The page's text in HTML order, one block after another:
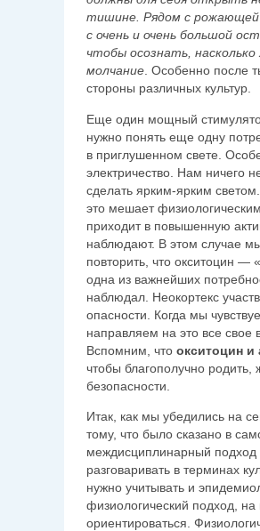
тишине. Рядом с рожающей
с очень и очень большой
чтобы осознать,
молчание . Особенно после
стороны различных культур.
Еще один мощный
нужно понять еще одну
в приглушенном свете.
электричество. Нам ничего
сделать ярким-ярким
это мешает
приходит в повышенную
наблюдают. В этом случае
повторить, что окситоцин —
одна из важнейших
наблюдал. Неокортекс
опасности. Когда мы
направляем на это все свое
Вспомним, что окситоцин и
чтобы благополучно родить,
безопасности.
Итак, как мы убедились на
тому, что было сказано в
междисциплинарный
разговаривать в терминах
нужно учитывать и
физиологический подход,
ориентироваться.